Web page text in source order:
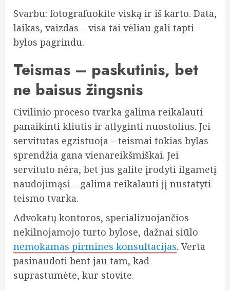
Svarbu: fotografuokite viską ir iš karto. Data,
laikas, vaizdas – visa tai vėliau gali tapti
bylos pagrindu.
Teismas – paskutinis, bet
ne baisus žingsnis
Civilinio proceso tvarka galima reikalauti
panaikinti kliūtis ir atlyginti nuostolius. Jei
servitutas egzistuoja – teismai tokias bylas
sprendžia gana vienareikšmiškai. Jei
servituto nėra, bet jūs galite įrodyti ilgametį
naudojimąsi – galima reikalauti jį nustatyti
teismo tvarka.
Advokatų kontoros, specializuojančios
nekilnojamojo turto bylose, dažnai siūlo
nemokamas pirmines konsultacijas. Verta
pasinaudoti bent jau tam, kad
suprastumėte, kur stovite.